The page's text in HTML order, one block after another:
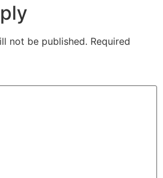
not be published. Required